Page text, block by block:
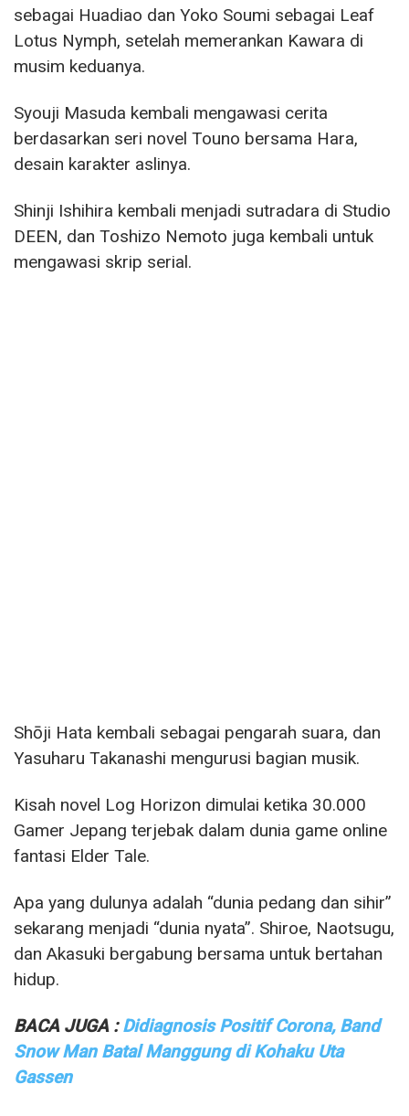
sebagai Huadiao dan Yoko Soumi sebagai Leaf
Lotus Nymph, setelah memerankan Kawara di
musim keduanya.
Syouji Masuda kembali mengawasi cerita
berdasarkan seri novel Touno bersama Hara,
desain karakter aslinya.
Shinji Ishihira kembali menjadi sutradara di Studio
DEEN, dan Toshizo Nemoto juga kembali untuk
mengawasi skrip serial.
Shōji Hata kembali sebagai pengarah suara, dan
Yasuharu Takanashi mengurusi bagian musik.
Kisah novel Log Horizon dimulai ketika 30.000
Gamer Jepang terjebak dalam dunia game online
fantasi Elder Tale.
Apa yang dulunya adalah “dunia pedang dan sihir”
sekarang menjadi “dunia nyata”. Shiroe, Naotsugu,
dan Akasuki bergabung bersama untuk bertahan
hidup.
BACA JUGA :Didiagnosis Positif Corona, Band
Snow Man Batal Manggung di Kohaku Uta
Gassen